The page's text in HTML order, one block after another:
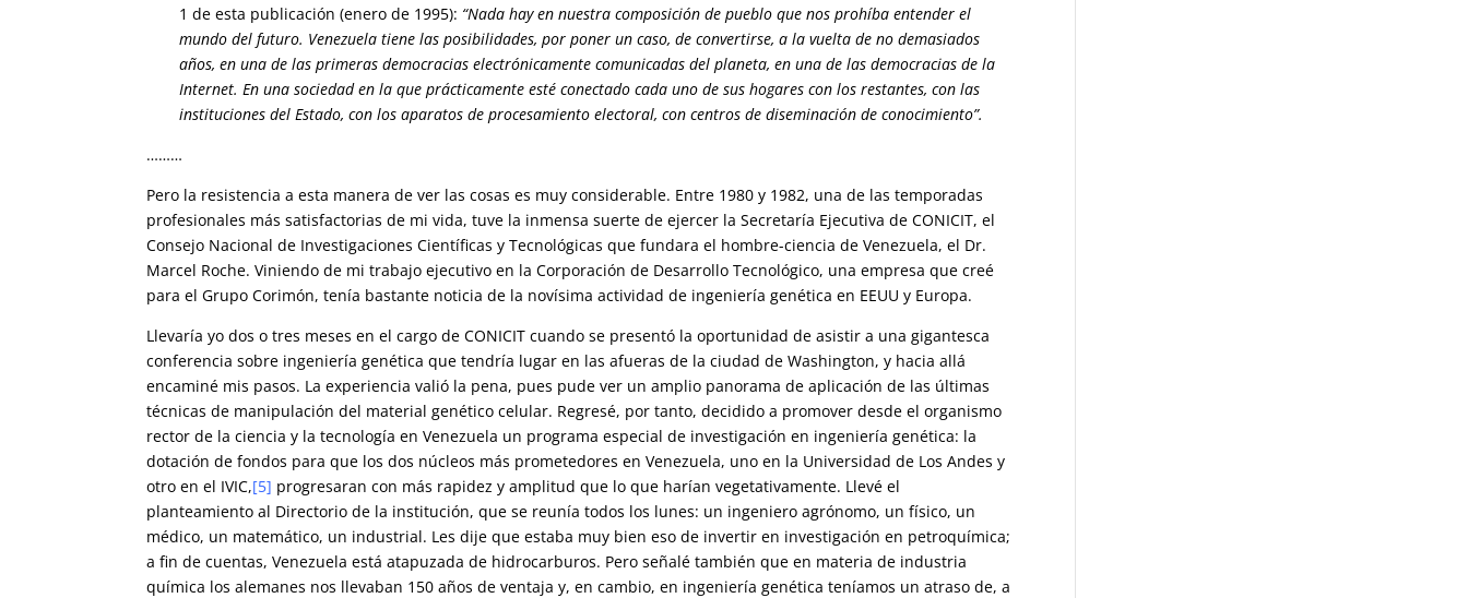
1 de esta publicación (enero de 1995): “Nada hay en nuestra composición de pueblo que nos prohíba entender el
mundo del futuro. Venezuela tiene las posibilidades, por poner un caso, de convertirse, a la vuelta de no demasiados
años, en una de las primeras democracias electrónicamente comunicadas del planeta, en una de las democracias de la
Internet. En una sociedad en la que prácticamente esté conectado cada uno de sus hogares con los restantes, con las
instituciones del Estado, con los aparatos de procesamiento electoral, con centros de diseminación de conocimiento”.
………
Pero la resistencia a esta manera de ver las cosas es muy considerable. Entre 1980 y 1982, una de las temporadas
profesionales más satisfactorias de mi vida, tuve la inmensa suerte de ejercer la Secretaría Ejecutiva de CONICIT, el
Consejo Nacional de Investigaciones Científicas y Tecnológicas que fundara el hombre-ciencia de Venezuela, el Dr.
Marcel Roche. Viniendo de mi trabajo ejecutivo en la Corporación de Desarrollo Tecnológico, una empresa que creé
para el Grupo Corimón, tenía bastante noticia de la novísima actividad de ingeniería genética en EEUU y Europa.
Llevaría yo dos o tres meses en el cargo de CONICIT cuando se presentó la oportunidad de asistir a una gigantesca
conferencia sobre ingeniería genética que tendría lugar en las afueras de la ciudad de Washington, y hacia allá
encaminé mis pasos. La experiencia valió la pena, pues pude ver un amplio panorama de aplicación de las últimas
técnicas de manipulación del material genético celular. Regresé, por tanto, decidido a promover desde el organismo
rector de la ciencia y la tecnología en Venezuela un programa especial de investigación en ingeniería genética: la
dotación de fondos para que los dos núcleos más prometedores en Venezuela, uno en la Universidad de Los Andes y
otro en el IVIC,[5] progresaran con más rapidez y amplitud que lo que harían vegetativamente. Llevé el
planteamiento al Directorio de la institución, que se reunía todos los lunes: un ingeniero agrónomo, un físico, un
médico, un matemático, un industrial. Les dije que estaba muy bien eso de invertir en investigación en petroquímica;
a fin de cuentas, Venezuela está atapuzada de hidrocarburos. Pero señalé también que en materia de industria
química los alemanes nos llevaban 150 años de ventaja y, en cambio, en ingeniería genética teníamos un atraso de, a